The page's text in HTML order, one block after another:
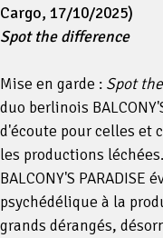
Cargo, 17/10/2025)
Spot the difference
Mise en garde : Spot
duo berlinois
d'écoute pour celles et
les productions léchées.
BALCONY'S
psychédélique à la
grands dérangés,